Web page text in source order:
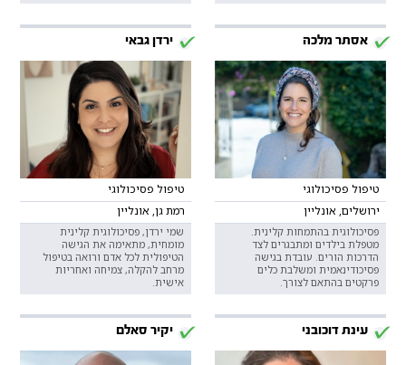
אסתר מלכה
טיפול פסיכולוגי
ירושלים, אונליין
פסיכולוגית בהתמחות קלינית.
מטפלת בילדים ומתבגרים לצד
הדרכות הורים. עובדת בגישה
פסיכודינאמית ומשלבת כלים
פרקטים בהתאם לצורך.
ירדן גבאי
טיפול פסיכולוגי
רמת גן, אונליין
שמי ירדן, פסיכולוגית קלינית
מומחית, מתאימה את הגישה
הטיפולית לכל אדם ורואה בטיפול
מרחב להקלה, צמיחה ואחריות
אישית.
עינת דוכובני יקיר סאלם